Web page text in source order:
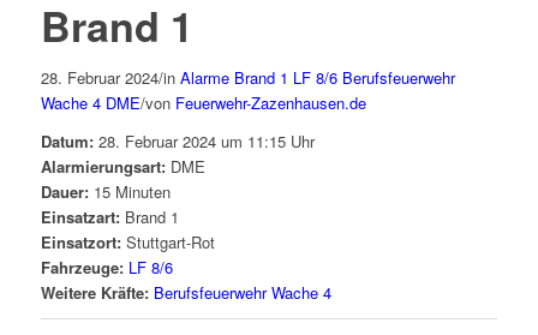
Brand 1
28. Februar 2024/in Alarme Brand 1 LF 8/6 Berufsfeuerwehr
Wache 4 DME/von Feuerwehr-Zazenhausen.de
Datum:28. Februar 2024 um 11:15 Uhr
Alarmierungsart:DME
Dauer:15 Minuten
Einsatzart:Brand 1
Einsatzort:Stuttgart-Rot
Fahrzeuge: LF 8/6
Weitere Kräfte: Berufsfeuerwehr Wache 4